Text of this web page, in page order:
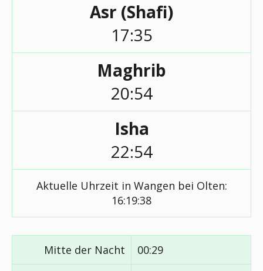
Asr (Shafi)
17:35
Maghrib
20:54
Isha
22:54
Aktuelle Uhrzeit in Wangen bei Olten:
16:19:38
Mitte der Nacht 00:29